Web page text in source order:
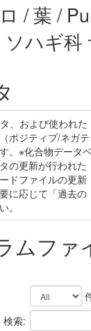
/ 葉 /
ハギ科
、および使われた
ポジティブ/ネガテ
。※化合物データ
の更新が行われた
ドファイルの更新
に応じて「過去の
。
ムファ
検索: